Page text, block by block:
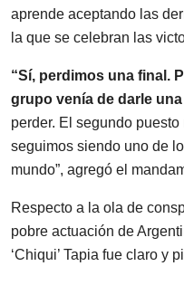
aprende aceptando las
la que se celebran las
“Sí, perdimos una final.
grupo venía de darle
perder. El segundo
seguimos siendo uno de
mundo”, agregó el
Respecto a la ola de
pobre actuación de
‘Chiqui’ Tapia fue claro y